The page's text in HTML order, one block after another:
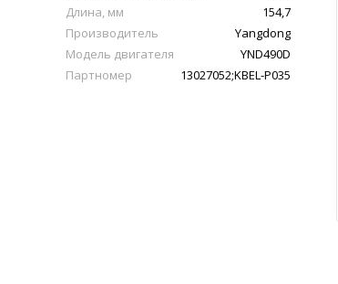
Длина, мм
154,7
Производитель
Yangdong
Модель двигателя
YND490D
Партномер
13027052;KBEL-P035